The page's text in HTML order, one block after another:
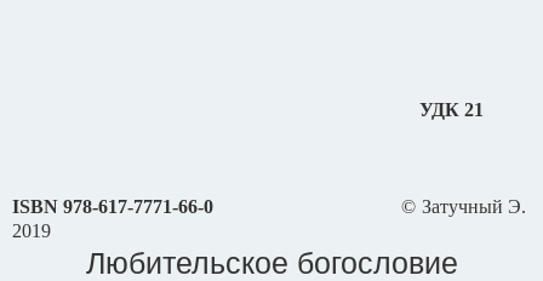
УДК 21
ISBN 978-617-7771-66-0© Затучный Э.
2019
Любительское богословие